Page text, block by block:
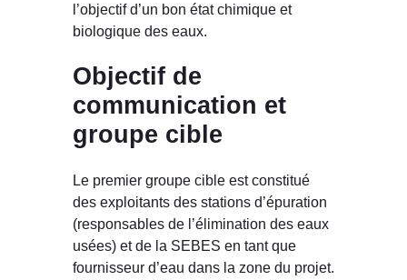
l’objectif d’un bon état chimique et
biologique des eaux.
Objectif de
communication et
groupe cible
Le premier groupe cible est constitué
des exploitants des stations d’épuration
(responsables de l’élimination des eaux
usées) et de la SEBES en tant que
fournisseur d’eau dans la zone du projet.